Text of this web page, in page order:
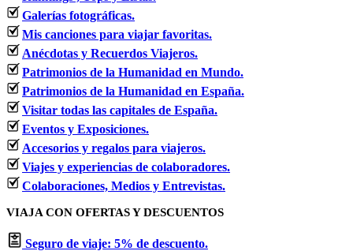
Galerías fotográficas.
Mis canciones para viajar favoritas.
Anécdotas y Recuerdos Viajeros.
Patrimonios de la Humanidad en Mundo.
Patrimonios de la Humanidad en España.
Visitar todas las capitales de España.
Eventos y Exposiciones.
Accesorios y regalos para viajeros.
Viajes y experiencias de colaboradores.
Colaboraciones, Medios y Entrevistas.
VIAJA CON OFERTAS Y DESCUENTOS
Seguro de viaje: 5% de descuento.